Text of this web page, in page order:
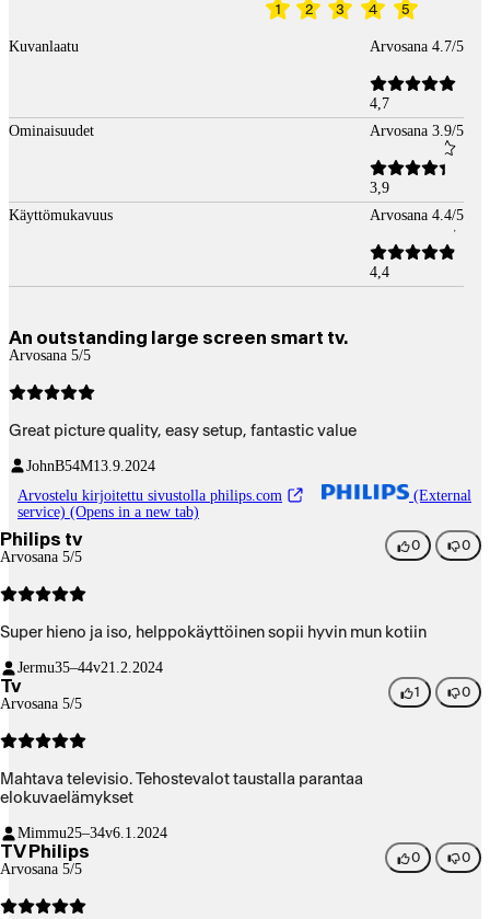
1 2 3 4 5
Kuvanlaatu Arvosana 4.7/5
4,7
Ominaisuudet
Arvosana 3.9/5
3,9
Käyttömukavuus
Arvosana 4.4/5
4,4
An outstanding large screen smart tv.
Arvosana 5/5
Great picture quality, easy setup, fantastic value
JohnB54M13.9.2024
Arvostelu kirjoitettu sivustolla philips.com
(External
service) (Opens in a new tab)
Philips tv
Arvosana 5/5
0 0
Super hieno ja iso, helppokäyttöinen sopii hyvin mun kotiin
Jermu35–44v21.2.2024
Tv
Arvosana 5/5
1 0
Mahtava televisio. Tehostevalot taustalla parantaa
elokuvaelämykset
Mimmu25–34v6.1.2024
TV Philips
Arvosana 5/5
0 0